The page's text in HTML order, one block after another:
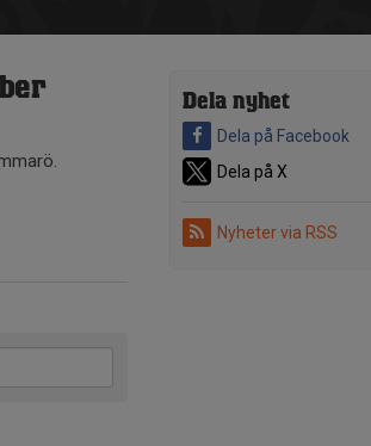
Dela nyhet
Dela på Facebook
Dela på X
Nyheter via RSS